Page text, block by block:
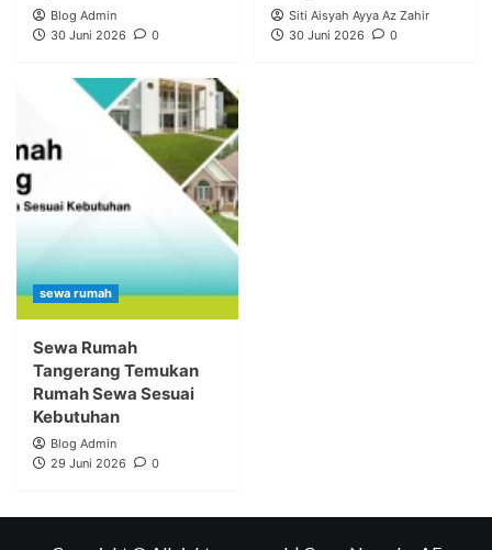
Blog Admin
30 Juni 2026
0
Siti Aisyah Ayya Az Zahir
30 Juni 2026
0
sewa rumah
Sewa Rumah
Tangerang Temukan
Rumah Sewa Sesuai
Kebutuhan
Blog Admin
29 Juni 2026
0